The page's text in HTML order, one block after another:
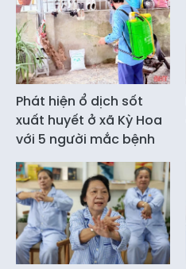
Phát hiện ổ dịch sốt
xuất huyết ở xã Kỳ Hoa
với 5 người mắc bệnh